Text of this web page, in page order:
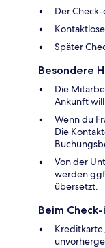
Der
Später
Besondere
Die
Ankunft
Wenn du
Die
Von der
werden
übersetzt.
Beim